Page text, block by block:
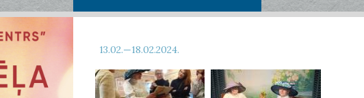
13.02.—18.02.2024.